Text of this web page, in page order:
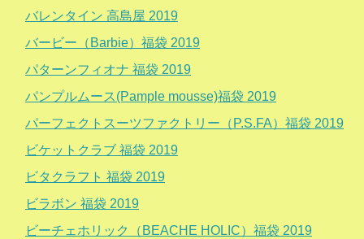
バレンタイン 高島屋 2019
バービー（Barbie）福袋 2019
パターンフィオナ 福袋 2019
パンプルムース(Pample mousse)福袋 2019
パーフェクトスーツファクトリー（P.S.FA）福袋 2019
ビケットクラブ 福袋 2019
ビタクラフト 福袋 2019
ビラボン 福袋 2019
ビーチェホリック（BEACHE HOLIC）福袋 2019